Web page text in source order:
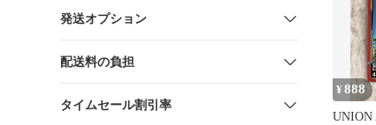
発送オプション
配送料の負担
タイムセール割引率
¥888
UNION